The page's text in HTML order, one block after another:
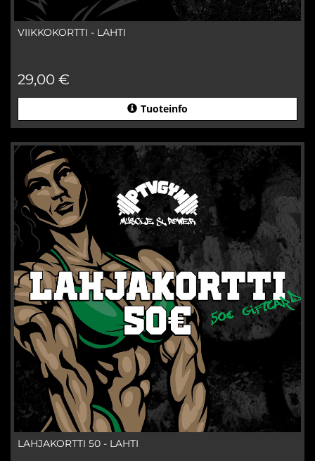
VIIKKOKORTTI - LAHTI
29,00 €
Tuoteinfo
LAHJAKORTTI 50 - LAHTI